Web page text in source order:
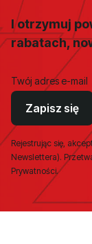
I otrzymuj
rabatach,
Twój adres e-mail
Zapisz się
Rejestrując się,
Newslettera).
Prywatności.